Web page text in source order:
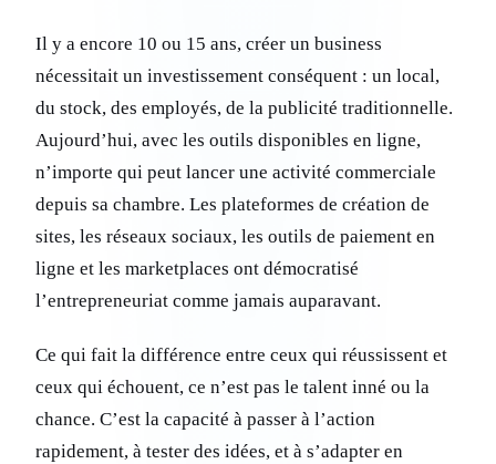
Il y a encore 10 ou 15 ans, créer un business
nécessitait un investissement conséquent : un local,
du stock, des employés, de la publicité traditionnelle.
Aujourd’hui, avec les outils disponibles en ligne,
n’importe qui peut lancer une activité commerciale
depuis sa chambre. Les plateformes de création de
sites, les réseaux sociaux, les outils de paiement en
ligne et les marketplaces ont démocratisé
l’entrepreneuriat comme jamais auparavant.
Ce qui fait la différence entre ceux qui réussissent et
ceux qui échouent, ce n’est pas le talent inné ou la
chance. C’est la capacité à passer à l’action
rapidement, à tester des idées, et à s’adapter en